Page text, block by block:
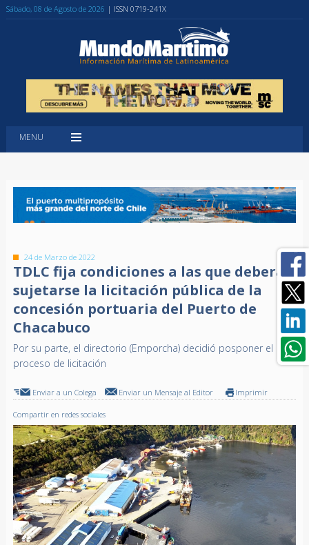
Sábado, 08 de Agosto de 2026 | ISSN 0719-241X
MENU
24 de Marzo de 2022
TDLC fija condiciones a las que deberá
sujetarse la licitación pública de la
concesión portuaria del Puerto de
Chacabuco
Por su parte, el directorio (Emporcha) decidió posponer el
proceso de licitación
Enviar a un Colega Enviar un Mensaje al Editor Imprimir
Compartir en redes sociales